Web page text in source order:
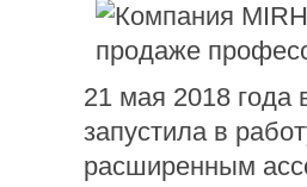
21 мая 2018 года
запустила в
расширенным